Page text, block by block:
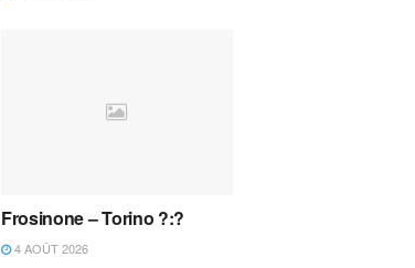
Frosinone – Torino ?:?
4 AOÛT 2026